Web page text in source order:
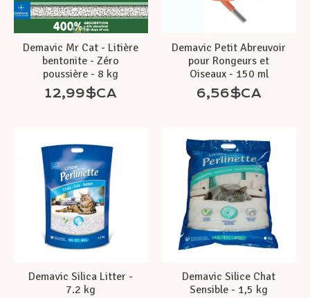
Demavic Mr Cat - Litière
bentonite - Zéro
poussière - 8 kg
12,99$CA
Demavic Petit Abreuvoir
pour Rongeurs et
Oiseaux - 150 ml
6,56$CA
Demavic Silica Litter -
7.2 kg
Demavic Silice Chat
Sensible - 1,5 kg